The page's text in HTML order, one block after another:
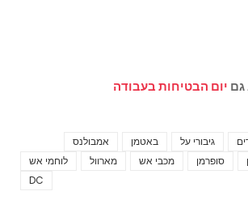
יום הבטיחות בעבודה
אמבולנס באטמן גיבורי על
לוחמי אש
מארוול מכבי אש סופרמן
DC